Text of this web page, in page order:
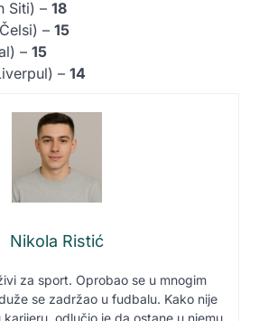
Siti) – 18
– 15
– 15
– 14
Nikola Ristić
za sport. Oprobao se u mnogim
se zadržao u fudbalu. Kako nije